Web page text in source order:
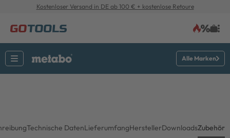
Kostenloser Versand in DE ab 100 € + kostenlose Retoure
Alle Marken
Technische DatenLieferumfangHerstellerDownloadsZubehör